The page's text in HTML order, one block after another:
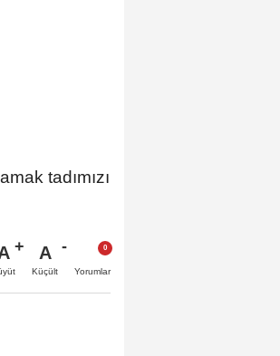
tadımızı
A
Küçült Yorumlar